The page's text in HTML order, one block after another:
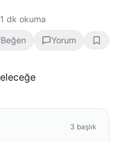
1 dk okuma
Beğen Yorum
3 başlık